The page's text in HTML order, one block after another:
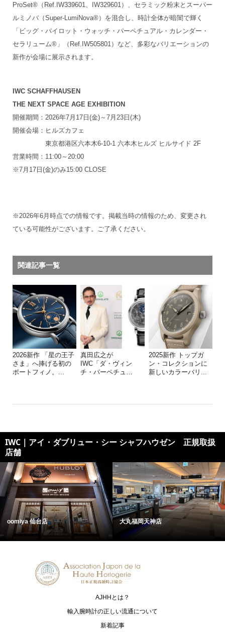
ProSet®（Ref.IW339601、IW329601）、セラミック粉末とスーパー
ルミノバ（Super-LumiNova®）を混合し、時計全体が暗闇で輝く
「ビッグ・パイロット・ウォッチ・パーペチュアル・カレンダー・
セラリューム®」（Ref.IW505801）など、多彩なバリエーションの
新作が会場に展示されます。
IWC SCHAFFHAUSEN
THE NEXT SPACE AGE EXHIBITION
開催期間：2026年7月17日(金)～7月23日(木)
開催会場：ヒルズカフェ
東京都港区六本木6-10-1 六本木ヒルズ ヒルサイド 2F
営業時間：11:00～20:00
※7月17日(金)のみ15:00 CLOSE
※2026年6月時点での情報です。掲載当時の情報のため、変更され
ている可能性がございます。ご了承ください。
関連記事一覧
2026新作 「星の王子
さま」へ捧げる初の
ポートフィノ。...
真田広之が
IWC「ダ・ヴィン
チ・パーペチュ …
2025新作 トップガ
ン・コレクションに
新しいカラーバリ...
IWC｜アイ・ダブリュー・シー シャフハウゼン 正規取扱
店舗
oomiya 仙台店 大丸福岡天神店
AJHHとは？
輸入腕時計の正しい流通について
新着記事